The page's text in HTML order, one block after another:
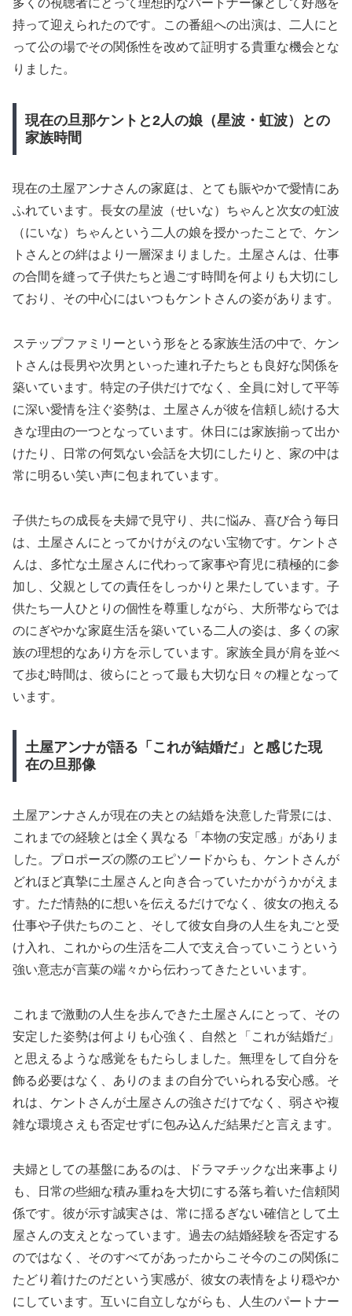
多くの視聴者にとって理想的なパートナー像として好感を
持って迎えられたのです。この番組への出演は、二人にと
って公の場でその関係性を改めて証明する貴重な機会とな
りました。
現在の旦那ケントと2人の娘（星波・虹波）との
家族時間
現在の土屋アンナさんの家庭は、とても賑やかで愛情にあ
ふれています。長女の星波（せいな）ちゃんと次女の虹波
（にいな）ちゃんという二人の娘を授かったことで、ケン
トさんとの絆はより一層深まりました。土屋さんは、仕事
の合間を縫って子供たちと過ごす時間を何よりも大切にし
ており、その中心にはいつもケントさんの姿があります。
ステップファミリーという形をとる家族生活の中で、ケン
トさんは長男や次男といった連れ子たちとも良好な関係を
築いています。特定の子供だけでなく、全員に対して平等
に深い愛情を注ぐ姿勢は、土屋さんが彼を信頼し続ける大
きな理由の一つとなっています。休日には家族揃って出か
けたり、日常の何気ない会話を大切にしたりと、家の中は
常に明るい笑い声に包まれています。
子供たちの成長を夫婦で見守り、共に悩み、喜び合う毎日
は、土屋さんにとってかけがえのない宝物です。ケントさ
んは、多忙な土屋さんに代わって家事や育児に積極的に参
加し、父親としての責任をしっかりと果たしています。子
供たち一人ひとりの個性を尊重しながら、大所帯ならでは
のにぎやかな家庭生活を築いている二人の姿は、多くの家
族の理想的なあり方を示しています。家族全員が肩を並べ
て歩む時間は、彼らにとって最も大切な日々の糧となって
います。
土屋アンナが語る「これが結婚だ」と感じた現
在の旦那像
土屋アンナさんが現在の夫との結婚を決意した背景には、
これまでの経験とは全く異なる「本物の安定感」がありま
した。プロポーズの際のエピソードからも、ケントさんが
どれほど真摯に土屋さんと向き合っていたかがうかがえま
す。ただ情熱的に想いを伝えるだけでなく、彼女の抱える
仕事や子供たちのこと、そして彼女自身の人生を丸ごと受
け入れ、これからの生活を二人で支え合っていこうという
強い意志が言葉の端々から伝わってきたといいます。
これまで激動の人生を歩んできた土屋さんにとって、その
安定した姿勢は何よりも心強く、自然と「これが結婚だ」
と思えるような感覚をもたらしました。無理をして自分を
飾る必要はなく、ありのままの自分でいられる安心感。そ
れは、ケントさんが土屋さんの強さだけでなく、弱さや複
雑な環境さえも否定せずに包み込んだ結果だと言えます。
夫婦としての基盤にあるのは、ドラマチックな出来事より
も、日常の些細な積み重ねを大切にする落ち着いた信頼関
係です。彼が示す誠実さは、常に揺るぎない確信として土
屋さんの支えとなっています。過去の結婚経験を否定する
のではなく、そのすべてがあったからこそ今のこの関係に
たどり着けたのだという実感が、彼女の表情をより穏やか
にしています。互いに自立しながらも、人生のパートナー